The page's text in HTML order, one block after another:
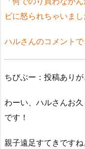
ビに怒られちゃいまし
ハルさんのコメントで
ちびぶー：投稿ありが
わーい、ハルさんお
です！
親子遠足すてきです